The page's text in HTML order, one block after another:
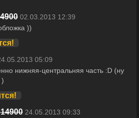
02.03.2013 12:39
))
05:09
нижняя-центральняя часть :D (ну
)
24.05.2013 09:33